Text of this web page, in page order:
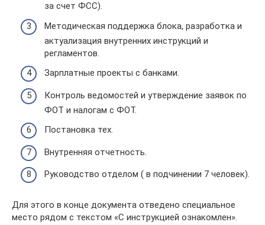
за счет ФСС).
Методическая поддержка блока, разработка и
актуализация внутренних инструкций и
регламентов.
Зарплатные проекты с банками.
Контроль ведомостей и утверждение заявок по
ФОТ и налогам с ФОТ.
Постановка тех.
Внутренняя отчетность.
Руководство отделом ( в подчинении 7 человек).
Для этого в конце документа отведено специальное
место рядом с текстом «С инструкцией ознакомлен».